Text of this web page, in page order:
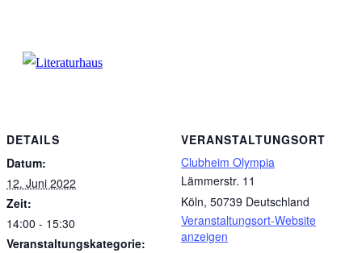
DETAILS
Datum:
12. Juni 2022
Zeit:
14:00 - 15:30
Veranstaltungskategorie:
VERANSTALTUNGSORT
Clubheim Olympia
Lämmerstr. 11
Köln, 50739 Deutschland
Veranstaltungsort-Website
anzeigen